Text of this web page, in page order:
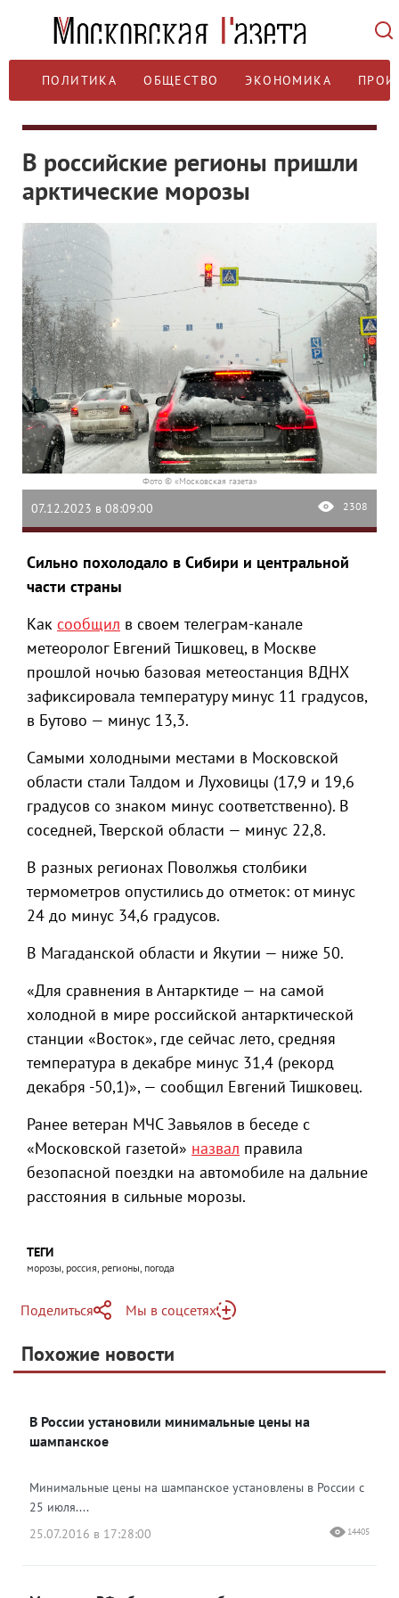
ПОЛИТИКА ОБЩЕСТВО ЭКОНОМИКА
В российские регионы пришли
арктические морозы
Фото © «Московская газета»
07.12.2023 в 08:09:00 2308
Сильно похолодало в Сибири и центральной
части страны
Как сообщил в своем телеграм-канале
метеоролог Евгений Тишковец, в Москве
прошлой ночью базовая метеостанция ВДНХ
зафиксировала температуру минус 11 градусов,
в Бутово — минус 13,3.
Самыми холодными местами в Московской
области стали Талдом и Луховицы (17,9 и 19,6
градусов со знаком минус соответственно). В
соседней, Тверской области — минус 22,8.
В разных регионах Поволжья столбики
термометров опустились до отметок: от минус
24 до минус 34,6 градусов.
В Магаданской области и Якутии — ниже 50.
«Для сравнения в Антарктиде — на самой
холодной в мире российской антарктической
станции «Восток», где сейчас лето, средняя
температура в декабре минус 31,4 (рекорд
декабря -50,1)», — сообщил Евгений Тишковец.
Ранее ветеран МЧС Завьялов в беседе с
«Московской газетой» назвал правила
безопасной поездки на автомобиле на дальние
расстояния в сильные морозы.
ТЕГИ
морозы, россия, регионы, погода
Поделиться
Telegram
Одноклассники
Мы в соцсетях
Яндекс Дзен
Похожие новости
В России установили минимальные цены на
шампанское
Минимальные цены на шампанское установлены в России с
25 июля....
25.07.2016 в 17:28:00
14405